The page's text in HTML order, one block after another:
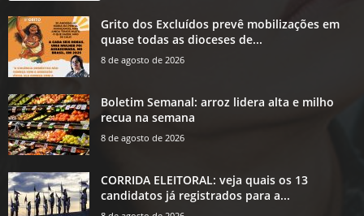
Grito dos Excluídos prevê mobilizações em
quase todas as dioceses de...
8 de agosto de 2026
Boletim Semanal: arroz lidera alta e milho
recua na semana
8 de agosto de 2026
CORRIDA ELEITORAL: veja quais os 13
candidatos já registrados para a...